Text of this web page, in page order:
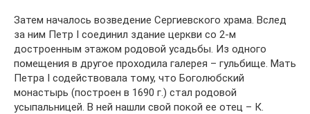
Затем началось возведение Сергиевского храма. Вслед
за ним Петр I соединил здание церкви со 2-м
достроенным этажом родовой усадьбы. Из одного
помещения в другое проходила галерея – гульбище. Мать
Петра I содействовала тому, что Боголюбский
монастырь (построен в 1690 г.) стал родовой
усыпальницей. В ней нашли свой покой ее отец – К.